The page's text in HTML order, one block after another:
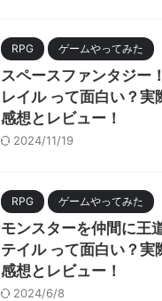
RPG ゲームやってみた
スペースファンタジー
レイル って面白い？実
感想とレビュー！
2024/11/19
RPG ゲームやってみた
モンスターを仲間に王
テイル って面白い？実
感想とレビュー！
2024/6/8